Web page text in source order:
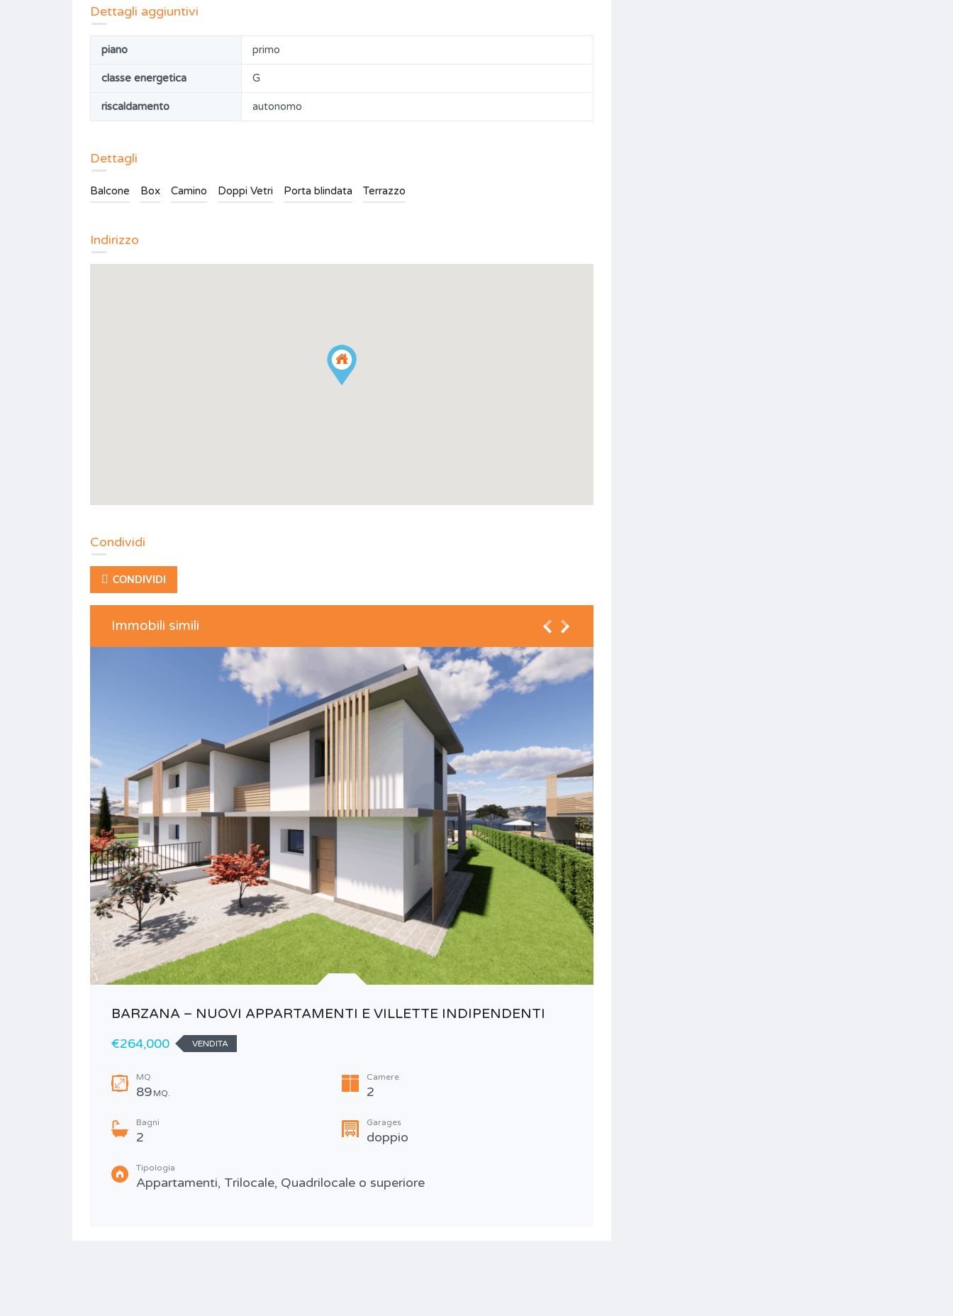
Dettagli aggiuntivi
piano primo
classe energetica G
riscaldamento autonomo
Dettagli
Balcone Box Camino Doppi Vetri Porta blindata Terrazzo
Indirizzo
Condividi
CONDIVIDI
Immobili simili
BARZANA – NUOVI APPARTAMENTI E VILLETTE INDIPENDENTI
€264,000
VENDITA
MQ
89 MQ.
Camere
2
Bagni
2
Garages
doppio
Tipologia
Appartamenti, Trilocale, Quadrilocale o superiore